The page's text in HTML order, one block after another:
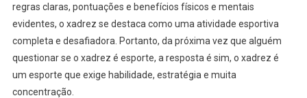
regras claras, pontuações e benefícios físicos e mentais
evidentes, o xadrez se destaca como uma atividade esportiva
completa e desafiadora. Portanto, da próxima vez que alguém
questionar se o xadrez é esporte, a resposta é sim, o xadrez é
um esporte que exige habilidade, estratégia e muita
concentração.